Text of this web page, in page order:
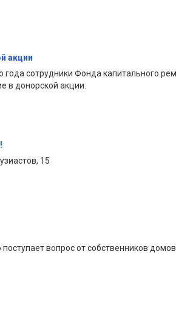
акции
года сотрудники Фонда капитального
в донорской акции.
15
вопрос от собственников